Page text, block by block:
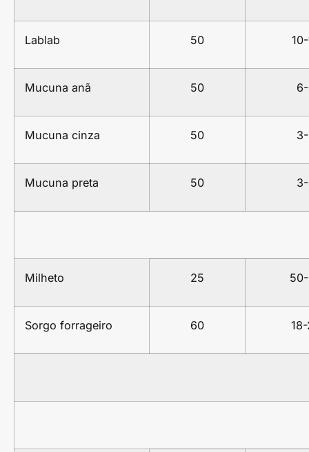
Lablab 50
Mucuna anã 50
Mucuna cinza 50
Mucuna preta 50
Milheto 25
Sorgo forrageiro 60